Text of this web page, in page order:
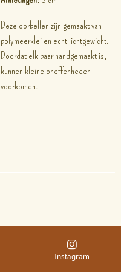
Deze oorbellen zijn gemaakt van
polymeerklei en echt lichtgewicht.
Doordat elk paar handgemaakt is,
kunnen kleine oneffenheden
voorkomen.
Instagram